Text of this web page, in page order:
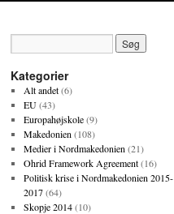
Kategorier
Alt andet(6)
EU(43)
Europahøjskole(9)
Makedonien (108)
Medier i Nordmakedonien (21)
Ohrid Framework Agreement(16)
Politisk krise i Nordmakedonien 2015-
2017(64)
Skopje 2014(10)